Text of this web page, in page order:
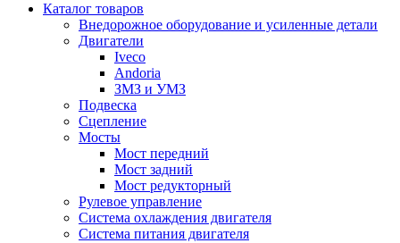
Каталог товаров
Внедорожное оборудование и усиленные детали
Двигатели
Iveco
Andoria
ЗМЗ и УМЗ
Подвеска
Сцепление
Мосты
Мост передний
Мост задний
Мост редукторный
Рулевое управление
Система охлаждения двигателя
Система питания двигателя